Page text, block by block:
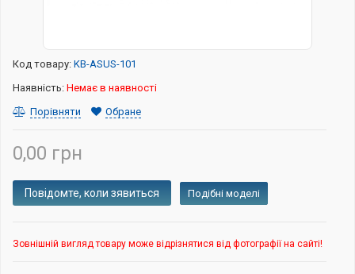
Код товару: KB-ASUS-101
Наявність: Немає в наявності
Порівняти
Обране
0,00 грн
Подібні моделі
Зовнішній вигляд товару може відрізнятися від фотографії на сайті!